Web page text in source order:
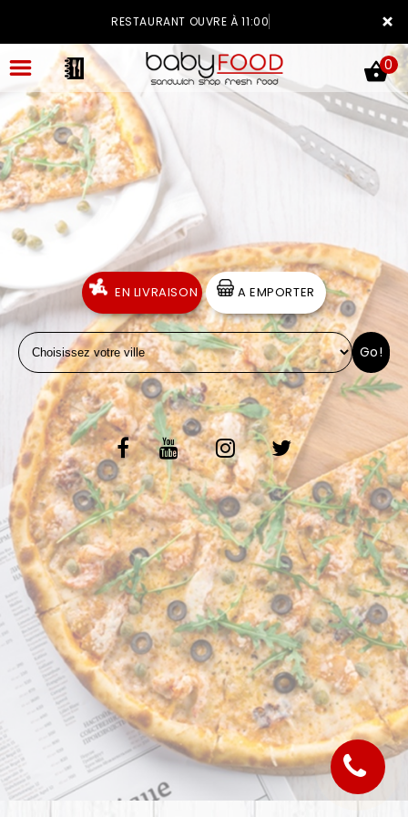
×
RESTAURANT OUVRE À 11:00
ACCUEIL
LA CARTE
VOTRE COMPTE
NOTRE RESTAURANT
VOS AVIS
MENTIONS LÉGALES
C.G.V
0
EN LIVRAISON A EMPORTER
Go!